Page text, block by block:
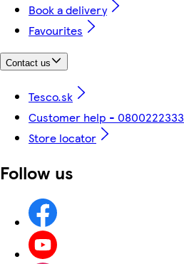
Book a delivery
Favourites
Contact us
Tesco.sk
Customer help - 0800222333
Store locator
Follow us